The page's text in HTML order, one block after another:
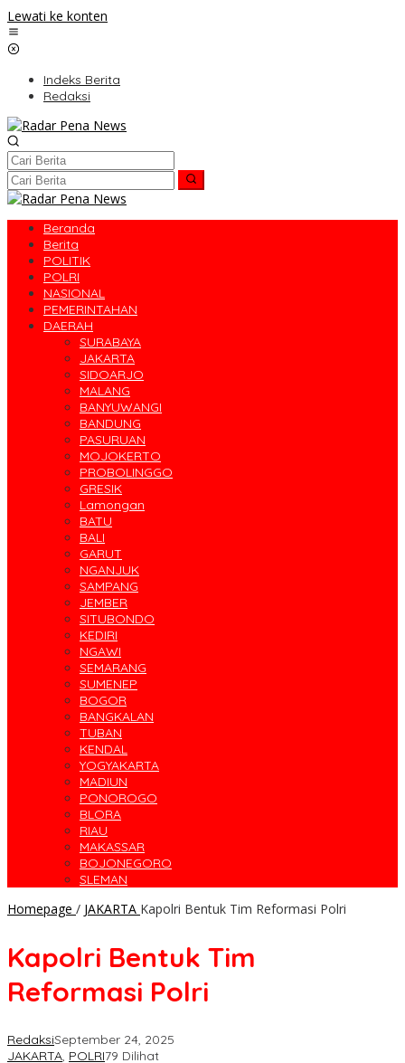
Lewati ke konten
Indeks Berita
Redaksi
Beranda
Berita
POLITIK
POLRI
NASIONAL
PEMERINTAHAN
DAERAH
SURABAYA
JAKARTA
SIDOARJO
MALANG
BANYUWANGI
BANDUNG
PASURUAN
MOJOKERTO
PROBOLINGGO
GRESIK
Lamongan
BATU
BALI
GARUT
NGANJUK
SAMPANG
JEMBER
SITUBONDO
KEDIRI
NGAWI
SEMARANG
SUMENEP
BOGOR
BANGKALAN
TUBAN
KENDAL
YOGYAKARTA
MADIUN
PONOROGO
BLORA
RIAU
MAKASSAR
BOJONEGORO
SLEMAN
Homepage / JAKARTA Kapolri Bentuk Tim Reformasi Polri
Kapolri Bentuk Tim
Reformasi Polri
RedaksiSeptember 24, 2025
JAKARTA, POLRI79 Dilihat